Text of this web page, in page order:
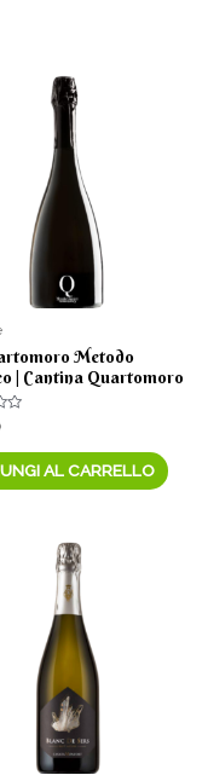
Metodo
| Cantina Quartomoro
AL CARRELLO